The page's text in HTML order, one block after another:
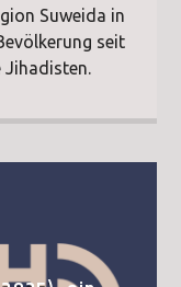
Suweida in
seit
Jihadisten.